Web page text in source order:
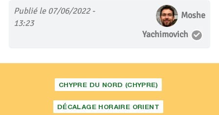
Publié le 07/06/2022 -
13:23
Moshe
Yachimovich
CHYPRE DU NORD (CHYPRE)
DÉCALAGE HORAIRE ORIENT